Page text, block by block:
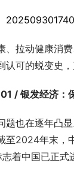
拉动健康消
可的蜕变史
/ 银发经济：
也在逐年凸
2024年末，
着中国已正式